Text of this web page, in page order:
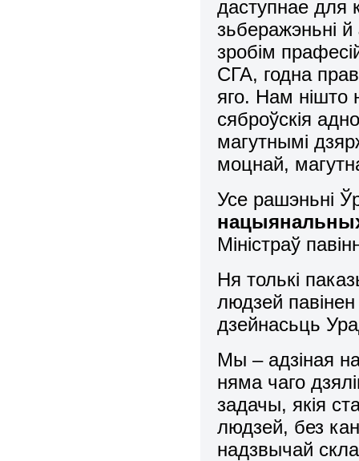
даступнае для
зьберажэньні й
зробім
СГА, годна
яго. Нам нішто
сяброўскія
магутнымі
моцнай,
Усе рашэньні
Міністраў
Ня толькі
людзей
дзейнасьць
Мы – адзіная
няма чаго
задачы, якія
людзей, без
надзвычай